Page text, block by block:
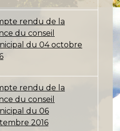
rendu de la
du conseil
du 04 octobre
rendu de la
du conseil
du 06
2016